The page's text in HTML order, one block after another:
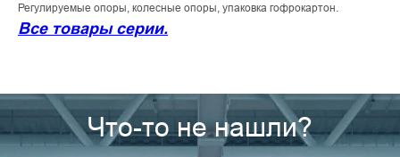
Регулируемые опоры, колесные опоры, упаковка гофрокартон.
Все товары серии.
Что-то не нашли?